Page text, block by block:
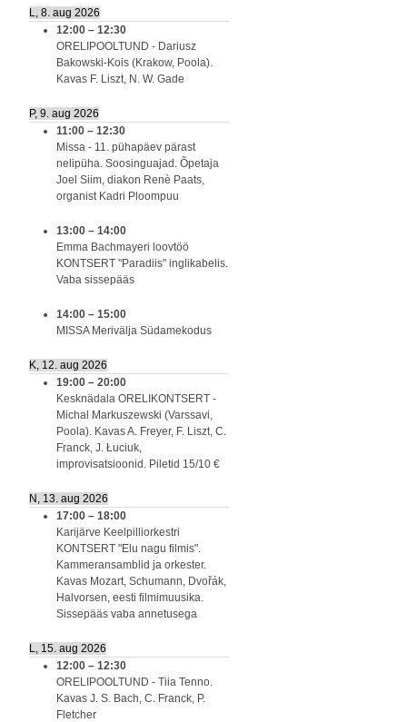
L, 8. aug 2026
12:00 – 12:30
ORELIPOOLTUND - Dariusz
Bakowski-Kois (Krakow, Poola).
Kavas F. Liszt, N. W. Gade
P, 9. aug 2026
11:00 – 12:30
Missa - 11. pühapäev pärast
nelipüha. Soosinguajad. Õpetaja
Joel Siim, diakon Renè Paats,
organist Kadri Ploompuu
13:00 – 14:00
Emma Bachmayeri loovtöö
KONTSERT "Paradiis" inglikabelis.
Vaba sissepääs
14:00 – 15:00
MISSA Merivälja Südamekodus
K, 12. aug 2026
19:00 – 20:00
Kesknädala ORELIKONTSERT -
Michal Markuszewski (Varssavi,
Poola). Kavas A. Freyer, F. Liszt, C.
Franck, J. Łuciuk,
improvisatsioonid. Piletid 15/10 €
N, 13. aug 2026
17:00 – 18:00
Karijärve Keelpilliorkestri
KONTSERT "Elu nagu filmis".
Kammeransamblid ja orkester.
Kavas Mozart, Schumann, Dvořák,
Halvorsen, eesti filmimuusika.
Sissepääs vaba annetusega
L, 15. aug 2026
12:00 – 12:30
ORELIPOOLTUND - Tiia Tenno.
Kavas J. S. Bach, C. Franck, P.
Fletcher